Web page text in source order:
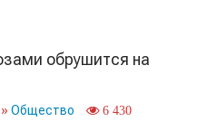
обрушится на
» Общество 6 430